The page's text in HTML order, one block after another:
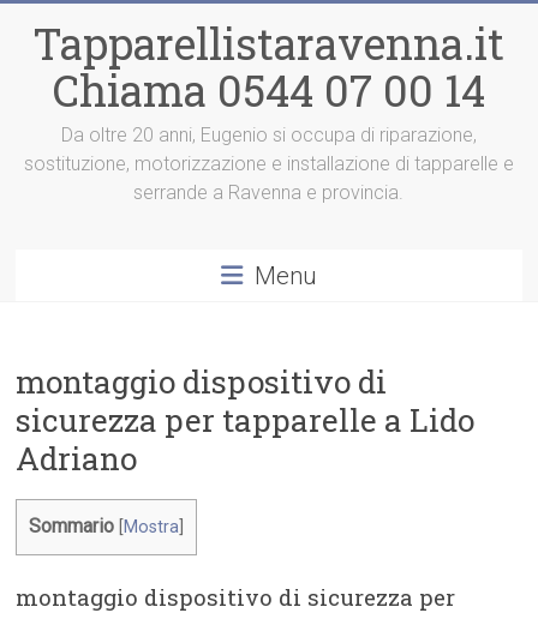
contenuto
Tapparellistaravenna.it
Chiama 0544 07 00 14
Da oltre 20 anni, Eugenio si occupa di riparazione,
sostituzione, motorizzazione e installazione di tapparelle e
serrande a Ravenna e provincia.
Menu
montaggio dispositivo di
sicurezza per tapparelle a Lido
Adriano
Sommario Mostra
montaggio dispositivo di sicurezza per